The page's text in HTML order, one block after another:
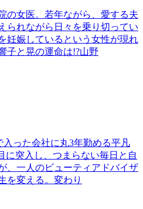
の女医。若年ながら、愛する夫
られながら日々を乗り切ってい
妊娠しているという女性が現れ
子と晃の運命は!?山野
った会社に丸3年勤める平凡
に突入し、つまらない毎日と自
、一人のビューティアドバイザ
を変える。変わり